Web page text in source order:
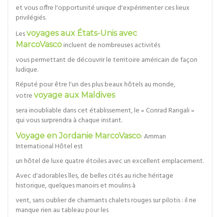
et vous offre l'opportunité unique d'expérimenter ces lieux
privilégiés.
Lesvoyages aux États-Unis avec
MarcoVasco incluent de nombreuses activités
vous permettant de découvrir le territoire américain de façon
ludique.
Réputé pour être l'un des plus beaux hôtels au monde,
votre voyage aux Maldives
sera inoubliable dans cet établissement, le « Conrad Rangali »
qui vous surprendra à chaque instant.
Voyage en Jordanie MarcoVasco: Amman
International Hôtel est
un hôtel de luxe quatre étoiles avec un excellent emplacement.
Avec d'adorables îles, de belles cités au riche héritage
historique, quelques manoirs et moulins à
vent, sans oublier de charmants chalets rouges sur pilotis : il ne
manque rien au tableau pour les